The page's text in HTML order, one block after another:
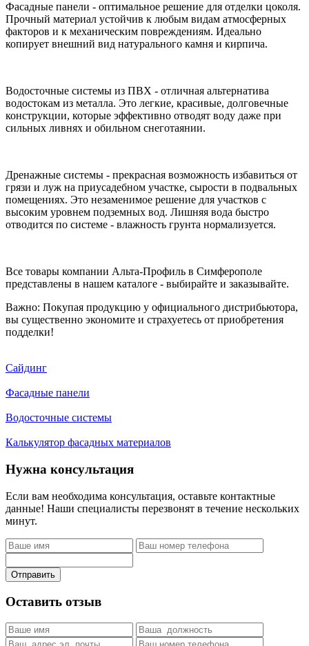
Фасадные панели - оптимальное решение для отделки цоколя.
Прочный материал устойчив к любым видам атмосферных
факторов и к механическим повреждениям. Идеально
копирует внешний вид натурального камня и кирпича.
Водосточные системы из ПВХ - отличная альтернатива
водостокам из металла. Это легкие, красивые, долговечные
конструкции, которые эффективно отводят воду даже при
сильных ливнях и обильном снеготаянии.
Дренажные системы - прекрасная возможность избавиться от
грязи и луж на приусадебном участке, сырости в подвальных
помещениях. Это незаменимое решение для участков с
высоким уровнем подземных вод. Лишняя вода быстро
отводится по системе - влажность грунта нормализуется.
Все товары компании Альта-Профиль в Симферополе
представлены в нашем каталоге - выбирайте и заказывайте.
Важно: Покупая продукцию у официального дистрибьютора,
вы существенно экономите и страхуетесь от приобретения
подделки!
Сайдинг
Фасадные панели
Водосточные системы
Калькулятор фасадных материалов
Нужна консультация
Если вам необходима консультация, оставьте контактные
данные! Наши специалисты перезвонят в течение нескольких
минут.
Отправить
Оставить отзыв